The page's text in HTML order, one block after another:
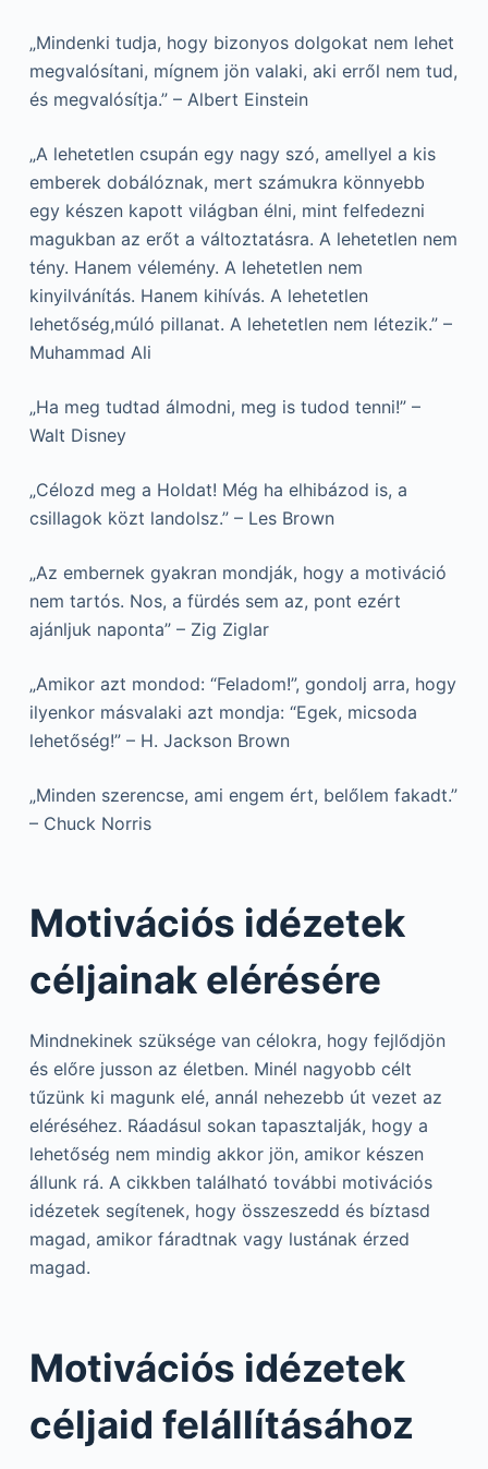
„Mindenki tudja, hogy bizonyos dolgokat nem lehet
megvalósítani, mígnem jön valaki, aki erről nem tud,
és megvalósítja.” – Albert Einstein
„A lehetetlen csupán egy nagy szó, amellyel a kis
emberek dobálóznak, mert számukra könnyebb
egy készen kapott világban élni, mint felfedezni
magukban az erőt a változtatásra. A lehetetlen nem
tény. Hanem vélemény. A lehetetlen nem
kinyilvánítás. Hanem kihívás. A lehetetlen
lehetőség,múló pillanat. A lehetetlen nem létezik.” –
Muhammad Ali
„Ha meg tudtad álmodni, meg is tudod tenni!” –
Walt Disney
„Célozd meg a Holdat! Még ha elhibázod is, a
csillagok közt landolsz.” – Les Brown
„Az embernek gyakran mondják, hogy a motiváció
nem tartós. Nos, a fürdés sem az, pont ezért
ajánljuk naponta” – Zig Ziglar
„Amikor azt mondod: “Feladom!”, gondolj arra, hogy
ilyenkor másvalaki azt mondja: “Egek, micsoda
lehetőség!” – H. Jackson Brown
„Minden szerencse, ami engem ért, belőlem fakadt.”
– Chuck Norris
Motivációs idézetek
céljainak elérésére
Mindnekinek szüksége van célokra, hogy fejlődjön
és előre jusson az életben. Minél nagyobb célt
tűzünk ki magunk elé, annál nehezebb út vezet az
eléréséhez. Ráadásul sokan tapasztalják, hogy a
lehetőség nem mindig akkor jön, amikor készen
állunk rá. A cikkben található további motivációs
idézetek segítenek, hogy összeszedd és bíztasd
magad, amikor fáradtnak vagy lustának érzed
magad.
Motivációs idézetek
céljaid felállításához